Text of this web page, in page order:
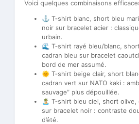
Voici quelques combinaisons
⚓ T-shirt blanc, short bleu
noir sur bracelet acier :
urbain.
🌊 T-shirt rayé bleu/blanc,
cadran bleu sur bracelet
bord de mer assumé.
🌞 T-shirt beige clair, short
cadran vert sur NATO kaki :
sauvage” plus dépouillée.
🏝️ T-shirt bleu ciel, short olive,
sur bracelet noir : contraste
d’été.